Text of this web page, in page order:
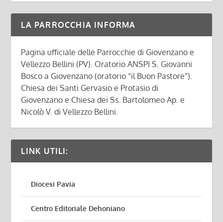
LA PARROCCHIA INFORMA
Pagina ufficiale delle Parrocchie di Giovenzano e
Vellezzo Bellini (PV). Oratorio ANSPI S. Giovanni
Bosco a Giovenzano (oratorio “il Buon Pastore”).
Chiesa dei Santi Gervasio e Protasio di
Giovenzano e Chiesa dei Ss. Bartolomeo Ap. e
Nicolò V. di Vellezzo Bellini.
LINK UTILI:
Diocesi Pavia
Centro Editoriale Dehoniano